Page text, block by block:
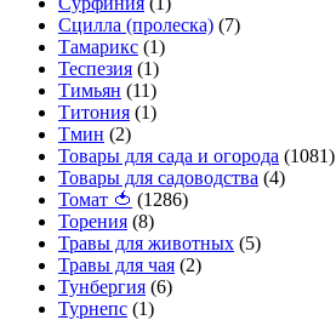
Сцилла (пролеска) (7)
Тамарикс (1)
Теспезия (1)
Тимьян (11)
Титония (1)
Тмин (2)
Товары для сада и огорода (1081)
Товары для садоводства (4)
Томат 🍅 (1286)
Торения (8)
Травы для животных (5)
Травы для чая (2)
Тунбергия (6)
Турнепс (1)